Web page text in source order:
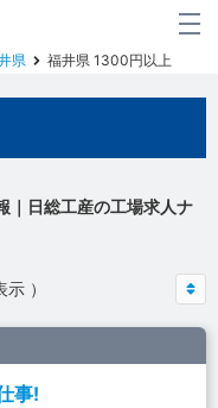
県 福井県 1300円以上
｜日総工産の工場求人ナ
）
事!